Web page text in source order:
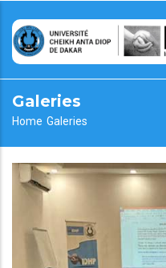
main
Galeries
Breadcrumb
Home Galeries